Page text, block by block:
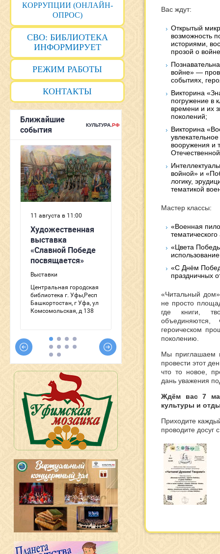
КОРРУПЦИИ (ОНЛАЙН-
ОПРОС)
СВО: БИБЛИОТЕКА
ИНФОРМИРУЕТ
РЕЖИМ РАБОТЫ
КОНТАКТЫ
Вас ждут:
Открытый
возможность
историями,
прозой о
войне» —
событиях,
Викторина
погружение в
времени и их
поколений;
Викторина
вооружения и
войной» и
логику,
тематикой
Мастер классы:
«Военная
«Цвета
«С Днём
праздничных
«Читальный
не просто
где книги,
героическом
поколению.
Мы приглашаем
провести этот
что то новое,
дань уважения
Ждём вас 7
культуры и
Приходите
проводите досуг